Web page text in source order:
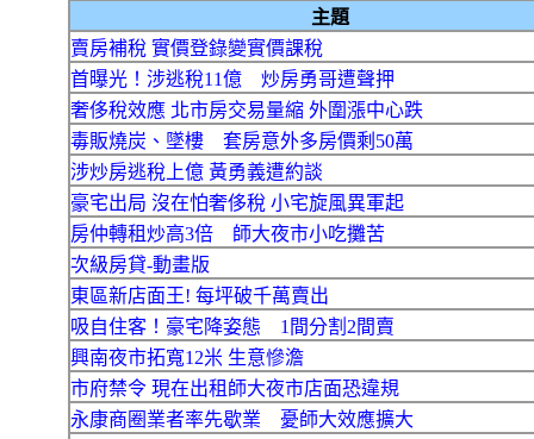
主題
賣房補稅 實價登錄變實價課稅
首曝光！涉逃稅11億 炒房勇哥遭聲押
奢侈稅效應 北市房交易量縮 外圍漲中心跌
毒販燒炭、墜樓 套房意外多房價剩50萬
涉炒房逃稅上億 黃勇義遭約談
豪宅出局 沒在怕奢侈稅 小宅旋風異軍起
房仲轉租炒高3倍 師大夜市小吃攤苦
次級房貸-動畫版
東區新店面王! 每坪破千萬賣出
吸自住客！豪宅降姿態 1間分割2間賣
興南夜市拓寬12米 生意慘澹
市府禁令 現在出租師大夜市店面恐違規
永康商圈業者率先歇業 憂師大效應擴大